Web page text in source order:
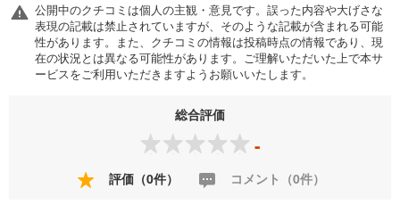
公開中のクチコミは個人の主観・意見です。誤った内容や大げさな
表現の記載は禁止されていますが、そのような記載が含まれる可能
性があります。また、クチコミの情報は投稿時点の情報であり、現
在の状況とは異なる可能性があります。ご理解いただいた上で本サ
ービスをご利用いただきますようお願いいたします。
総合評価
-
評価（0件） コメント（0件）